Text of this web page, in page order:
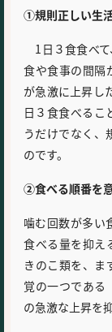
①規則正しい生
1日３食食べて
食や食事の間隔
が急激に上昇し
日３食食べるこ
うだけでなく、
のです。
②食べる順番を
噛む回数が多い
食べる量を抑え
きのこ類を、ま
覚の一つである
の急激な上昇を